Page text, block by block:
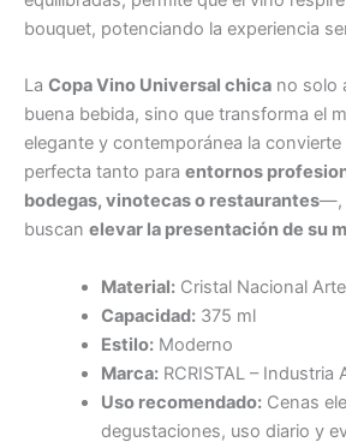
bouquet, potenciando la experiencia
La Copa Vino Universal chica no solo
buena bebida, sino que transforma el
elegante y contemporánea la convierte
perfecta tanto para entornos
bodegas, vinotecas o restaurantes—,
buscan elevar la presentación de su
Material:Cristal Nacional
Capacidad:375 ml
Estilo:Moderno
Marca:RCRISTAL – Industria
Uso recomendado:Cenas
degustaciones, uso diario y